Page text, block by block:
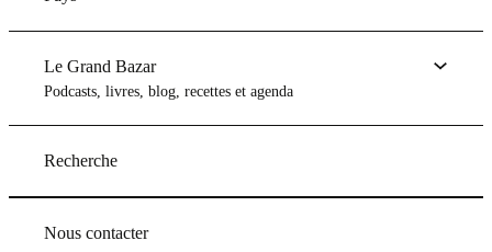
Le Grand Bazar
Podcasts, livres, blog, recettes et agenda
Recherche
Nous contacter